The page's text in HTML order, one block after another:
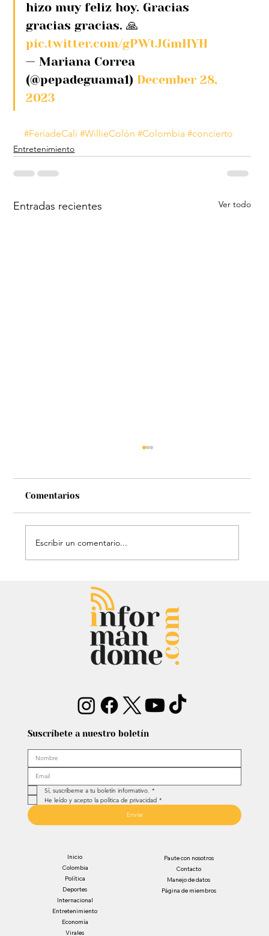
hizo muy feliz hoy. Gracias
gracias gracias. 🙏
pic.twitter.com/gPWtJGmHYH
— Mariana Correa
(@pepadeguama1) December 28,
2023
#FeriadeCali #WillieColón #Colombia #concierto
Entretenimiento
Entradas recientes Ver todo
Chayanne se animó a trend viral y
dejó mensaje: “Antes de ser tu
Comentarios
Escribir un comentario...
Suscríbete a nuestro boletín
Sí, suscríbeme a tu boletín informativo. *
He leído y acepto la política de privacidad *
Enviar
Inicio
Colombia
Política
Deportes
Internacional
Entretenimiento
Economía
Virales
Paute con nosotros
Contacto
Manejo de datos
Página de miembros